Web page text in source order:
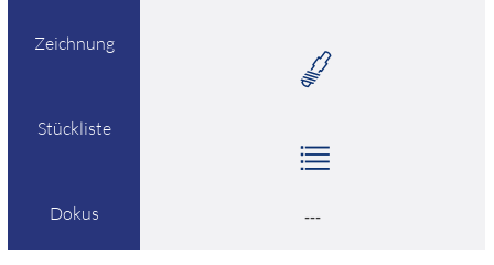
Zeichnung
Stückliste
Dokus ---